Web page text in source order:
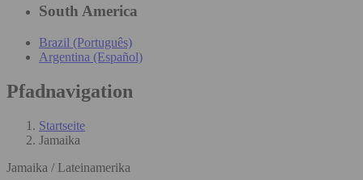
South America
Brazil (Português)
Argentina (Español)
Pfadnavigation
Startseite
Jamaika
Jamaika / Lateinamerika